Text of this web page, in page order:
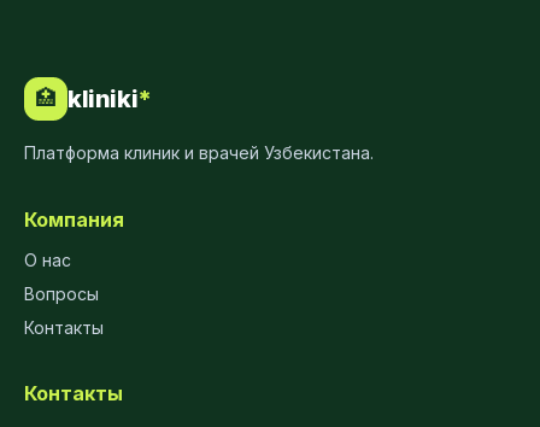
🏥 kliniki*
Платформа клиник и врачей Узбекистана.
Компания
О нас
Вопросы
Контакты
Контакты